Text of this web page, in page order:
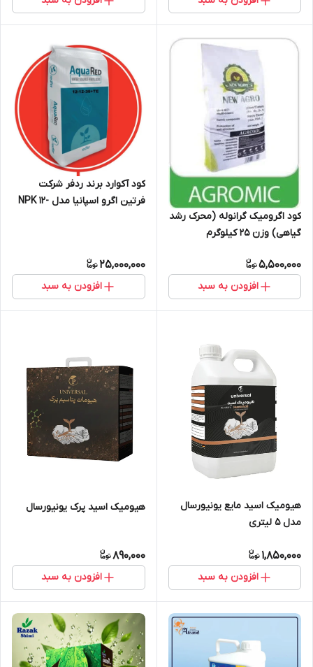
کود اگرومیک گرانوله (محرک رشد
گیاهی) وزن 25 کیلوگرم
5,500,000
افزودن به سبد
کود آکوارد برند ردفر شرکت
فرتین اگرو اسپانیا مدل NPK 12-
25,000,000
افزودن به سبد
هیومیک اسید مایع یونیورسال
مدل 5 لیتری
1,850,000
افزودن به سبد
هیومیک اسید پرک یونیورسال
890,000
افزودن به سبد